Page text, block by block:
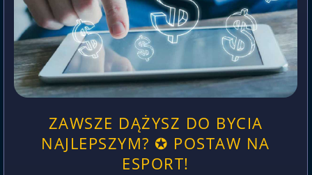
ZAWSZE DĄŻYSZ DO BYCIA
NAJLEPSZYM? ✪ POSTAW NA
ESPORT!